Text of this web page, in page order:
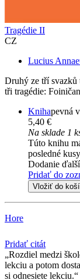
Tragédie II
CZ
Lucius
Druhý ze tří svazků
tři tragédie:
Knihapevná
5,40 €
Na sklade 1
Túto knihu
posledné
Dodanie
Pridať do
Vložiť do
Hore
Pridať citát
Rozdiel medzi
lekciu a potom
si odnesiete lekciu.